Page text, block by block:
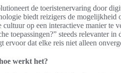
de toeristenervaring door
biedt reizigers de mogelijkheid
cultuur op een interactieve manier te
toepassingen?” steeds relevanter
ervoor dat elke reis niet alleen
werkt het?